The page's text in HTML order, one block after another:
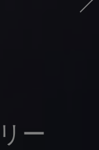
ー